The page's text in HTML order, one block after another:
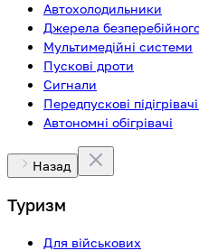
Автохолодильники
Джерела
Мультимедійні системи
Пускові дроти
Сигнали
Передпускові
Автономні обігрівачі
Назад
Туризм
Для військових